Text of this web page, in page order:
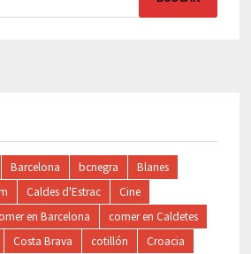
Barcelona bcnegra
Blanes
Caldes d'Estrac
Cine
en Barcelona
comer en Caldetes
Costa Brava cotillón Croacia